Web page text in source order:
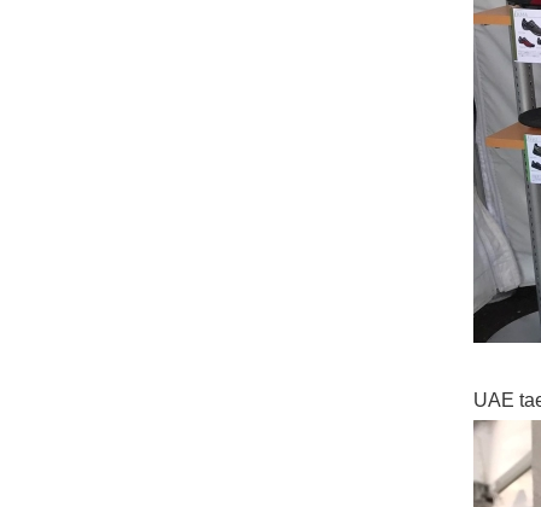
UAE